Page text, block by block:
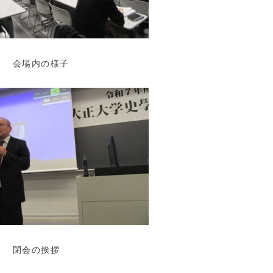
の様子
の挨拶